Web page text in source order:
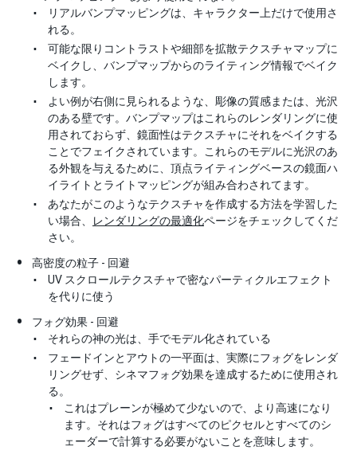
リアルバンプマッピングは、キャラクター上だけで使用さ
れる。
可能な限りコントラストや細部を拡散テクスチャマップに
ベイクし、バンプマップからのライティング情報でベイク
します。
よい例が右側に見られるような、彫像の質感または、光沢
のある壁です。バンプマップはこれらのレンダリングに使
用されておらず、鏡面性はテクスチャにそれをベイクする
ことでフェイクされています。これらのモデルに光沢のあ
る外観を与えるために、頂点ライティングベースの鏡面ハ
イライトとライトマッピングが組み合わされてます。
あなたがこのようなテクスチャを作成する方法を学習した
い場合、
レンダリングの最適化ページをチェックしてくだ
さい。
高密度の粒子 - 回避
UV スクロールテクスチャで密なパーティクルエフェクト
を代りに使う
フォグ効果 - 回避
それらの神の光は、手でモデル化されている
フェードインとアウトの一平面は、実際にフォグをレンダ
リングせず、シネマフォグ効果を達成するために使用され
る。
これはプレーンが極めて少ないので、より高速になり
ます。それはフォグはすべてのピクセルとすべてのシ
ェーダーで計算する必要がないことを意味します。